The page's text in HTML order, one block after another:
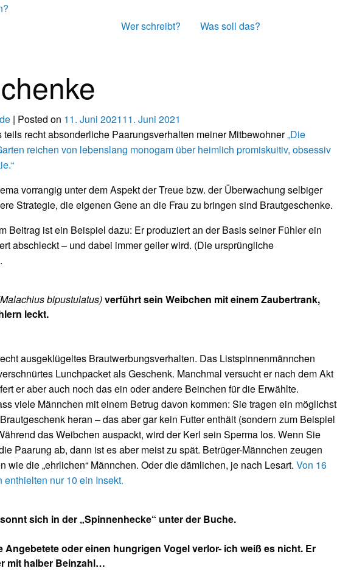
Wer schreibt? Was soll das?
| Posted on 11. Juni 202111. Juni 2021
teils recht absonderliche Paarungsverhalten meiner Mitbewohner„Die
reichen von lebenslang monogam über heimlich promiskuitiv, obsessiv
vorrangig unter dem Aspekt der Treue bzw. der Überwachung selbiger
Strategie, die eigenen Gene an die Frau zu bringen sind Brautgeschenke.
Beitrag ist ein Beispiel dazu: Er produziert an der Basis seiner Fühler ein
abschleckt – und dabei immer geiler wird. (Die ursprüngliche
bipustulatus)verführt sein Weibchen mit einem Zaubertrank,
leckt.
ausgeklügeltes Brautwerbungsverhalten. Das Listspinnenmännchen
Lunchpacket als Geschenk. Manchmal versucht er nach dem Akt
er aber auch noch das ein oder andere Beinchen für die Erwählte.
viele Männchen mit einem Betrug davon kommen: Sie tragen ein möglichst
heran – das aber gar kein Futter enthält (sondern zum Beispiel
das Weibchen auspackt, wird der Kerl sein Sperma los. Wenn Sie
Paarung ab, dann ist es aber meist zu spät. Betrüger-Männchen zeugen
wie die „ehrlichen“ Männchen. Oder die dämlichen, je nach Lesart. Von 16
nur 10 ein Insekt.
sonnt sich in der „Spinnenhecke“ unter der Buche.
Angebetete oder einen hungrigen Vogel verlor- ich weiß es nicht. Er
mit halber Beinzahl…